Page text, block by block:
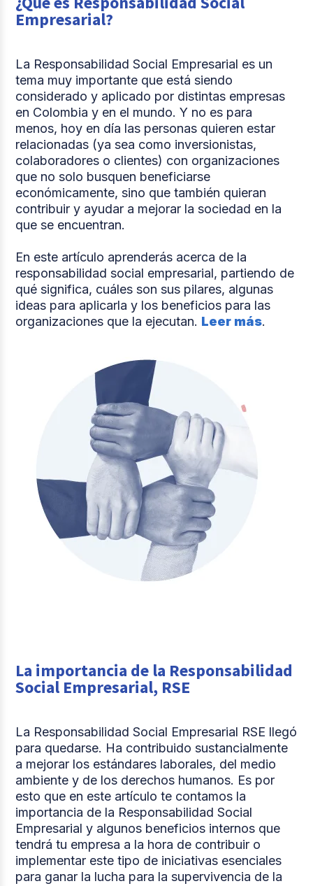
Empresarial?
La Responsabilidad Social Empresarial es un
tema muy importante que está siendo
considerado y aplicado por distintas empresas
en Colombia y en el mundo. Y no es para
menos, hoy en día las personas quieren estar
relacionadas (ya sea como inversionistas,
colaboradores o clientes) con organizaciones
que no solo busquen beneficiarse
económicamente, sino que también quieran
contribuir y ayudar a mejorar la sociedad en la
que se encuentran.
En este artículo aprenderás acerca de la
responsabilidad social empresarial, partiendo de
qué significa, cuáles son sus pilares, algunas
ideas para aplicarla y los beneficios para las
organizaciones que la ejecutan. Leer más.
La importancia de la Responsabilidad
Social Empresarial, RSE
La Responsabilidad Social Empresarial RSE llegó
para quedarse. Ha contribuido sustancialmente
a mejorar los estándares laborales, del medio
ambiente y de los derechos humanos. Es por
esto que en este artículo te contamos la
importancia de la Responsabilidad Social
Empresarial y algunos beneficios internos que
tendrá tu empresa a la hora de contribuir o
implementar este tipo de iniciativas esenciales
para ganar la lucha para la supervivencia de la